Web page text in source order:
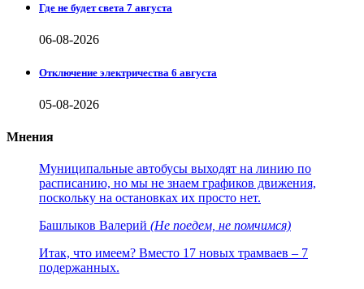
Где не будет света 7 августа
06-08-2026
Отключение электричества 6 августа
05-08-2026
Мнения
Муниципальные автобусы выходят на линию по
расписанию, но мы не знаем графиков движения,
поскольку на остановках их просто нет.
Башлыков Валерий (Не поедем, не помчимся)
Итак, что имеем? Вместо 17 новых трамваев – 7
подержанных.